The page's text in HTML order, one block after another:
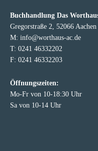
Buchhandlung Das
Gregorstraße 2, 52066 Aachen
M: info@worthaus-ac.de
T: 0241 46332202
F: 0241 46332203
Öffnungszeiten:
Mo-Fr von 10-18:30 Uhr
Sa von 10-14 Uhr